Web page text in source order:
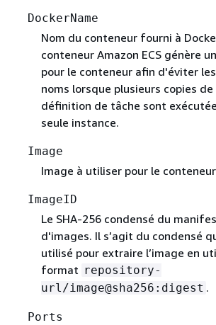
DockerName
Nom du conteneur fourni à
conteneur Amazon ECS génère
pour le conteneur afin d'éviter
noms lorsque plusieurs copies de
définition de tâche sont
seule instance.
Image
Image à utiliser pour le
ImageID
Le SHA-256 condensé du
d'images. Il s’agit du condensé
utilisé pour extraire l’image en
format repository-
url/image@sha256:digest .
Ports